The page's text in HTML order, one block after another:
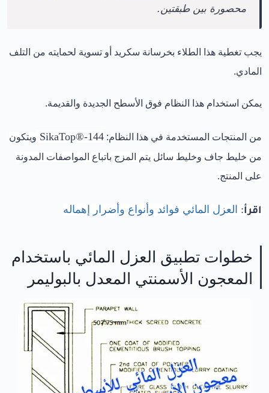
محصورة بين طبقتين.
يجب تغطية هذا الطلاء بخرسانة سكريد أو تسوية لحمايته من التلف
المادي.
يمكن استخدام هذا النظام فوق الأسطح الجديدة والقديمة.
من المنتجات المستخدمة في هذا النظام: SikaTop®-144 ويتكون
من خليط جاف وخليط سائل يتم المزج باتباع المواصفات المدونة
على المنتج.
اقرأ: العزل المائي فوائد وأنواع وأضرار إهماله
خطوات تطبيق العزل المائي باستخدام
المعجون الأسمنتي المعدل بالبوليمر